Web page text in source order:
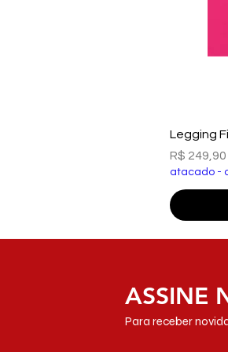
Legging
Preço
R$ 249,90
atacado -
ASSINE
Para receber